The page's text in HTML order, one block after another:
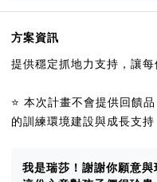
方案資訊
提供穩定抓地力支持，讓每
⭐️ 本次計畫不會提供回饋
的訓練環境建設與成長支持
我是瑞莎！謝謝你願意